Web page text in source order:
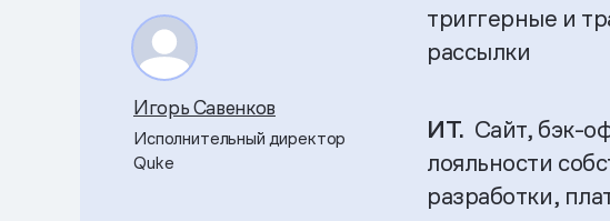
Игорь Савенков
Исполнительный директор
Quke
триггерные и
рассылки
ИТ. Сайт, бэк-
лояльности
разработки,